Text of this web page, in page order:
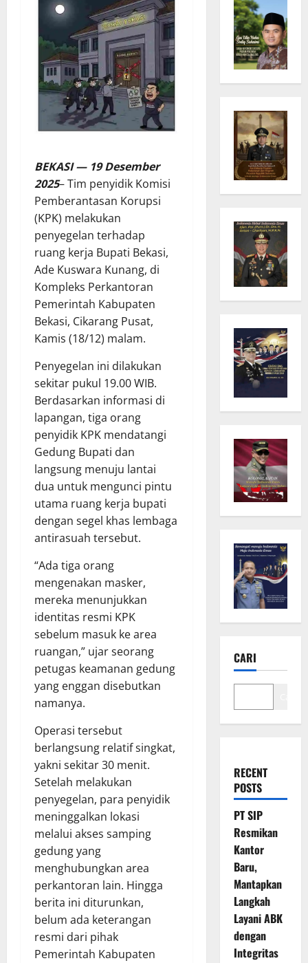
BEKASI — 19 Desember
2025– Tim penyidik Komisi
Pemberantasan Korupsi
(KPK) melakukan
penyegelan terhadap
ruang kerja Bupati Bekasi,
Ade Kuswara Kunang, di
Kompleks Perkantoran
Pemerintah Kabupaten
Bekasi, Cikarang Pusat,
Kamis (18/12) malam.
Penyegelan ini dilakukan
sekitar pukul 19.00 WIB.
Berdasarkan informasi di
lapangan, tiga orang
penyidik KPK mendatangi
Gedung Bupati dan
langsung menuju lantai
dua untuk mengunci pintu
utama ruang kerja bupati
dengan segel khas lembaga
antirasuah tersebut.
“Ada tiga orang
mengenakan masker,
mereka menunjukkan
identitas resmi KPK
sebelum masuk ke area
ruangan,” ujar seorang
petugas keamanan gedung
yang enggan disebutkan
namanya.
Operasi tersebut
berlangsung relatif singkat,
yakni sekitar 30 menit.
Setelah melakukan
penyegelan, para penyidik
meninggalkan lokasi
melalui akses samping
gedung yang
menghubungkan area
perkantoran lain. Hingga
berita ini diturunkan,
belum ada keterangan
resmi dari pihak
Pemerintah Kabupaten
CARI
RECENT
POSTS
PT SIP
Resmikan
Kantor
Baru,
Mantapkan
Langkah
Layani ABK
dengan
Integritas